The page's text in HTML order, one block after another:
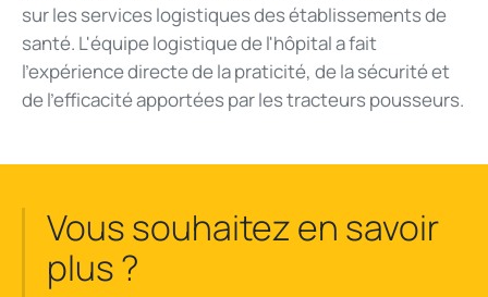
sur les services logistiques des établissements de
santé. L'équipe logistique de l'hôpital a fait
l'expérience directe de la praticité, de la sécurité et
de l'efficacité apportées par les tracteurs pousseurs.
Vous souhaitez en savoir
plus ?